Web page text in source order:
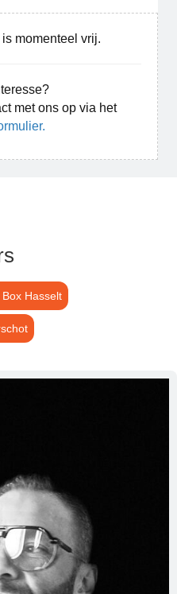
momenteel vrij.
met ons op via het
Hasselt